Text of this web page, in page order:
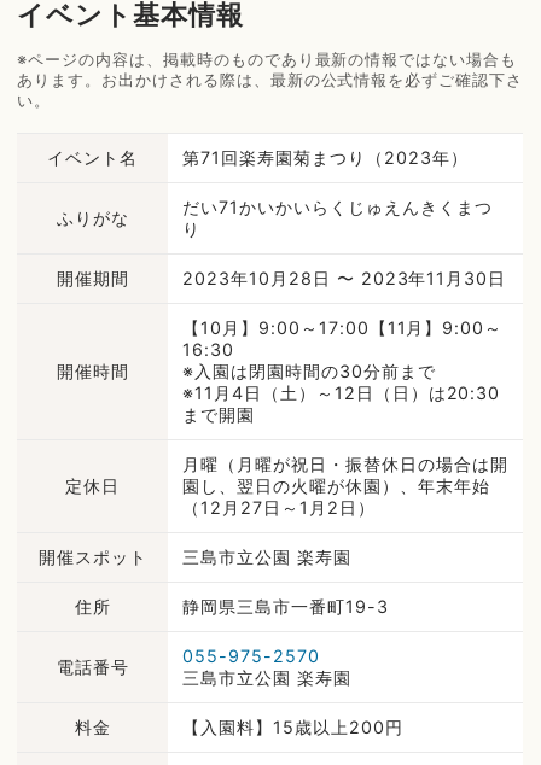
イベント基本情報
※ページの内容は、掲載時のものであり最新の情報ではない場合も
あります。お出かけされる際は、最新の公式情報を必ずご確認下さ
い。
イベント名 第71回楽寿園菊まつり（2023年）
ふりがな
だい71かいかいらくじゅえんきくまつ
り
開催期間 2023年10月28日 〜 2023年11月30日
開催時間
【10月】9:00～17:00【11月】9:00～
16:30
※入園は閉園時間の30分前まで
※11月4日（土）～12日（日）は20:30
まで開園
定休日
月曜（月曜が祝日・振替休日の場合は開
園し、翌日の火曜が休園）、年末年始
（12月27日～1月2日）
開催スポット 三島市立公園 楽寿園
住所 静岡県三島市一番町19-3
電話番号
055-975-2570
三島市立公園 楽寿園
料金 【入園料】15歳以上200円